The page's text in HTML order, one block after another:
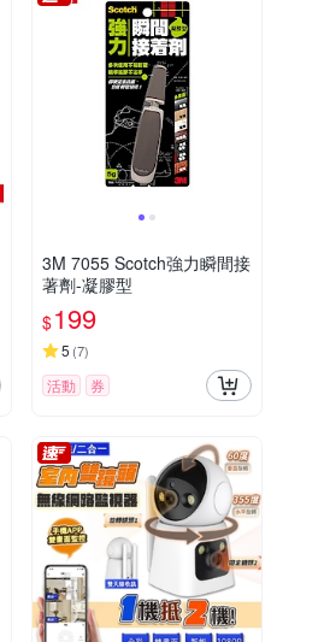
3M 7055 Scotch強力瞬間接
著劑-凝膠型
$199
5 (7)
活動 券